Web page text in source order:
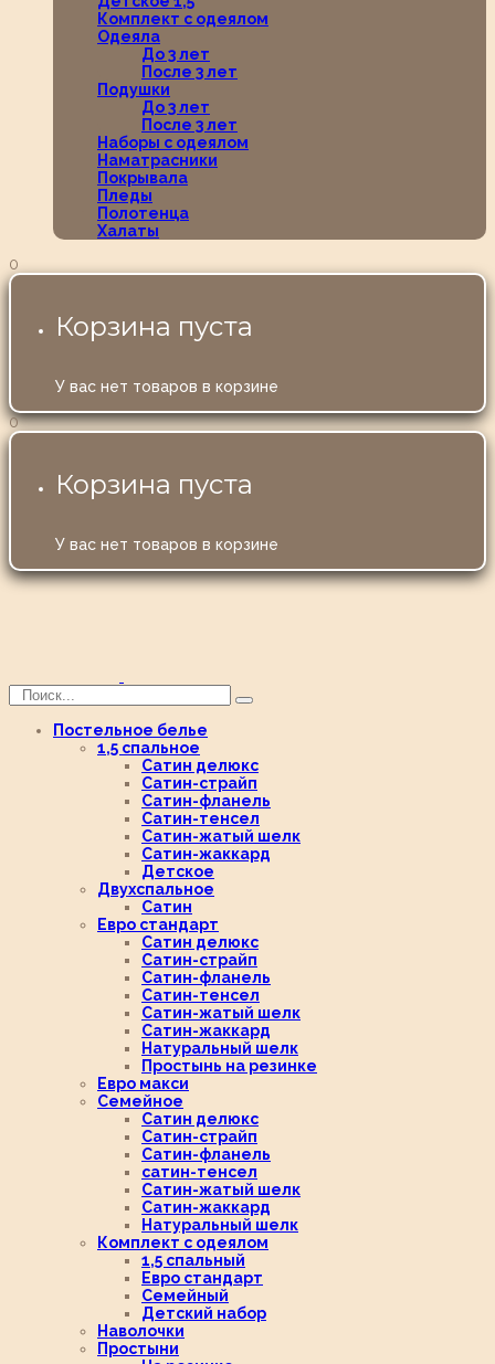
Комплект с одеялом
Одеяла
До 3 лет
После 3 лет
Подушки
До 3 лет
После 3 лет
Наборы с одеялом
Наматрасники
Покрывала
Пледы
Полотенца
Халаты
0
Корзина пуста
У вас нет товаров в корзине
0
Корзина пуста
У вас нет товаров в корзине
Постельное белье
1,5 спальное
Сатин делюкс
Сатин-страйп
Сатин-фланель
Сатин-тенсел
Сатин-жатый шелк
Сатин-жаккард
Детское
Двухспальное
Сатин
Евро стандарт
Сатин делюкс
Сатин-страйп
Сатин-фланель
Сатин-тенсел
Сатин-жатый шелк
Сатин-жаккард
Натуральный шелк
Простынь на резинке
Евро макси
Семейное
Сатин делюкс
Сатин-страйп
Сатин-фланель
сатин-тенсел
Сатин-жатый шелк
Сатин-жаккард
Натуральный шелк
Комплект с одеялом
1,5 спальный
Евро стандарт
Семейный
Детский набор
Наволочки
Простыни